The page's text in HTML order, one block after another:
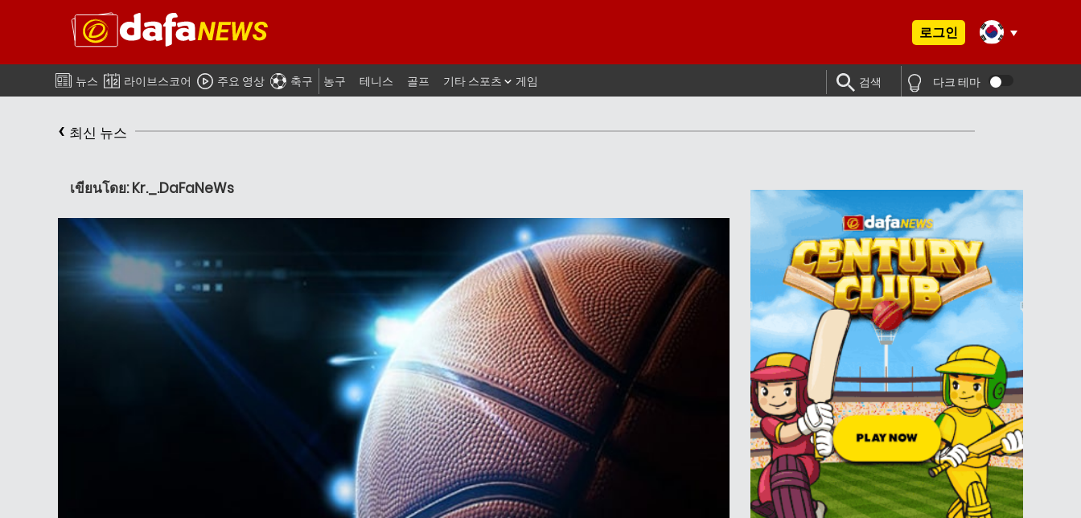
로그인
뉴스 라이브스코어 주요 영상 축구 농구 테니스 골프 기타 스포츠 게임 검색 다크 테마
‹ 최신 뉴스
เขียนโดย: Kr._.DaFaNeWs